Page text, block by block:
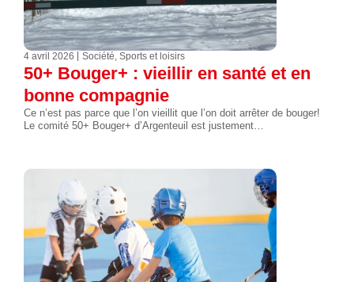
4 avril 2026 Société Sports et loisirs
50+ Bouger+ : vieillir en santé et en
bonne compagnie
Ce n’est pas parce que l’on vieillit que l’on doit arrêter de bouger!
Le comité 50+ Bouger+ d’Argenteuil est justement…